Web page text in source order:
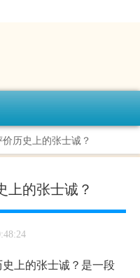
历史上的张士诚？
上的张士诚？
上的张士诚？是一段